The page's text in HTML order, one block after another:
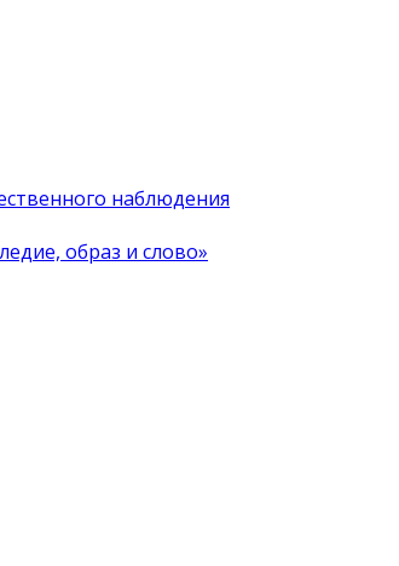
наблюдения
образ и слово»